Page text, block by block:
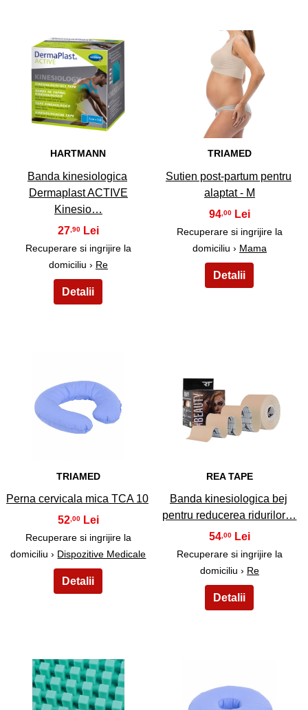
17
HARTMANN
Banda kinesiologica
Dermaplast ACTIVE
Kinesio…
27,90
Recuperare si ingrijire la
domiciliu › Re
TRIAMED
Sutien post-partum pentru
alaptat - M
94 ,00
Recuperare si ingrijire la
domiciliu › Mama
19
TRIAMED
Perna cervicala mica TCA 10
52 ,00
Recuperare si ingrijire la
domiciliu › Dispozitive Medicale
20
REA TAPE
Banda kinesiologica bej
pentru reducerea ridurilor…
54 ,00
Recuperare si ingrijire la
domiciliu › Re